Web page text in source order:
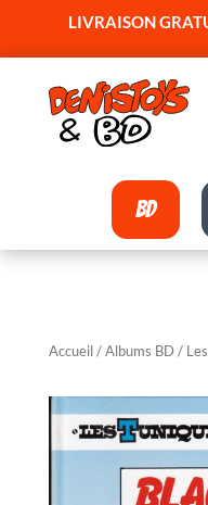
LIVRAISON
BD
Accueil/Albums BD /